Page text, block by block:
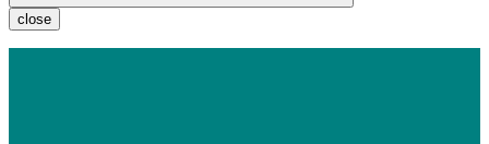
close